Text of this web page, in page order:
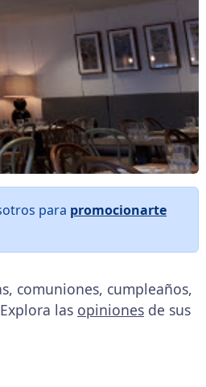
para promocionarte
comuniones, cumpleaños,
las opiniones de sus